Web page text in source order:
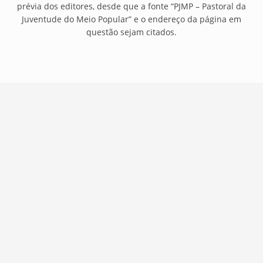
prévia dos editores, desde que a fonte “PJMP – Pastoral da
Juventude do Meio Popular” e o endereço da página em
questão sejam citados.